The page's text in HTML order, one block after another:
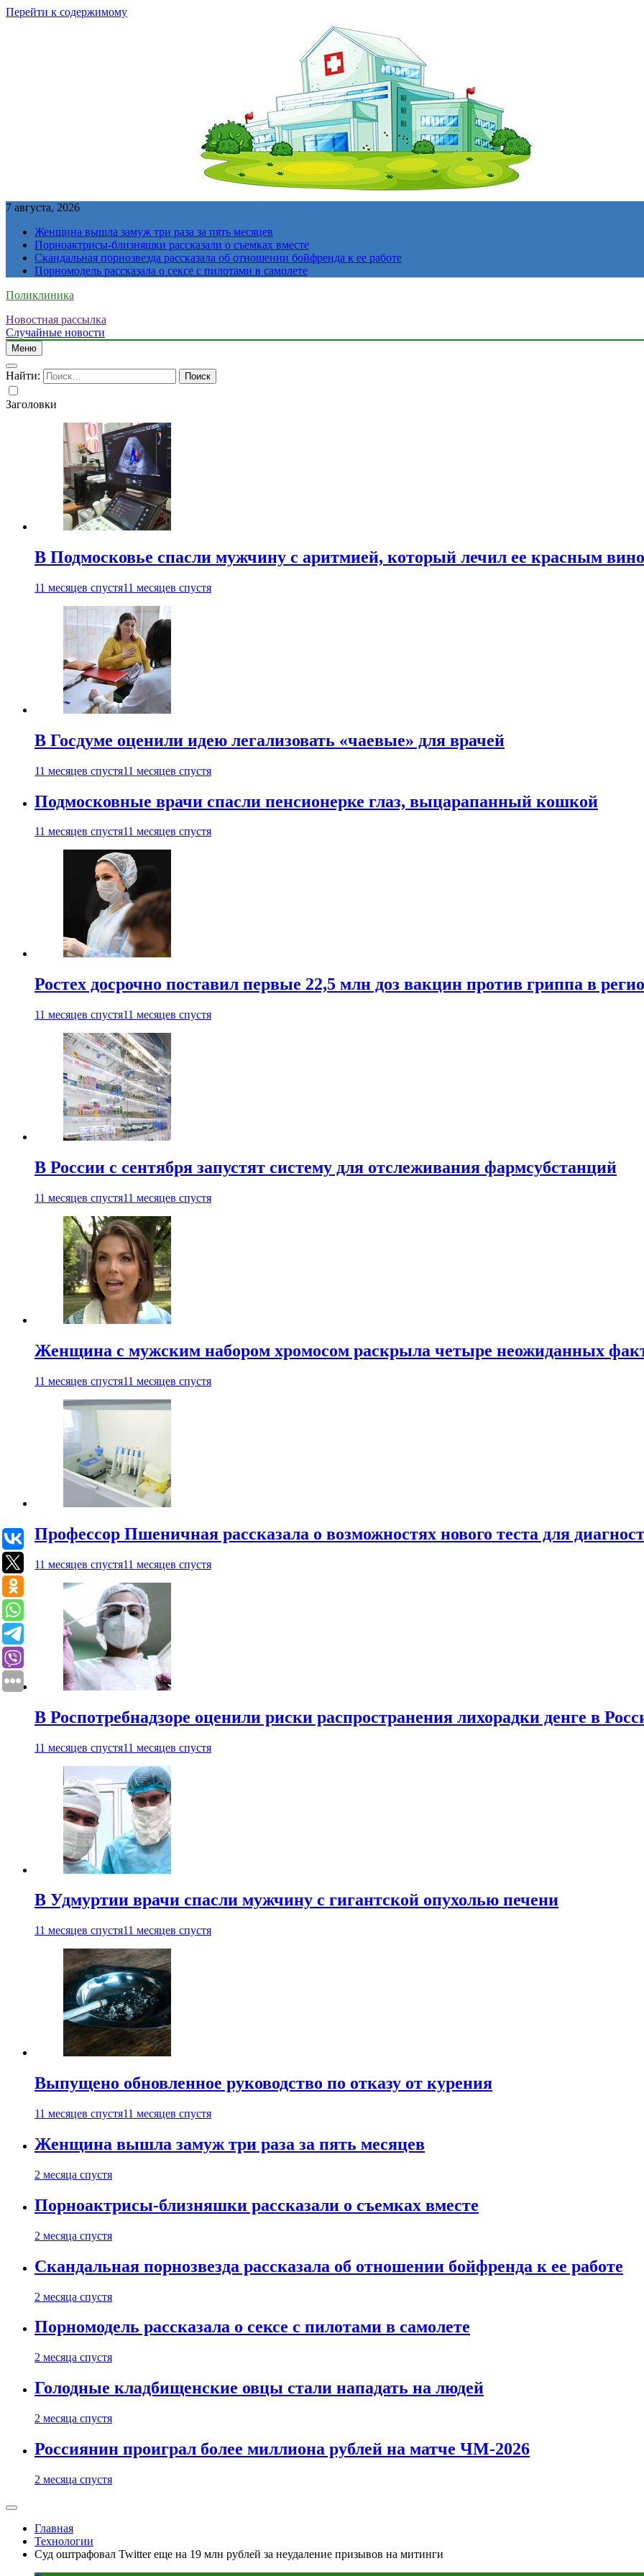
Перейти к содержимому
7 августа, 2026
Женщина вышла замуж три раза за пять месяцев
Порноактрисы-близняшки рассказали о съемках вместе
Скандальная порнозвезда рассказала об отношении бойфренда к ее работе
Порномодель рассказала о сексе с пилотами в самолете
Поликлиника
Новостная рассылка
Случайные новости
Меню
Найти:
Заголовки
В Подмосковье спасли мужчину с аритмией, который лечил ее красным
11 месяцев спустя11 месяцев спустя
В Госдуме оценили идею легализовать «чаевые» для врачей
11 месяцев спустя11 месяцев спустя
Подмосковные врачи спасли пенсионерке глаз, выцарапанный кошкой
11 месяцев спустя11 месяцев спустя
Ростех досрочно поставил первые 22,5 млн доз вакцин против гриппа в
11 месяцев спустя11 месяцев спустя
В России с сентября запустят систему для отслеживания фармсубстанций
11 месяцев спустя11 месяцев спустя
Женщина с мужским набором хромосом раскрыла четыре неожиданных
11 месяцев спустя11 месяцев спустя
Профессор Пшеничная рассказала о возможностях нового теста для
11 месяцев спустя11 месяцев спустя
В Роспотребнадзоре оценили риски распространения лихорадки денге в
11 месяцев спустя11 месяцев спустя
В Удмуртии врачи спасли мужчину с гигантской опухолью печени
11 месяцев спустя11 месяцев спустя
Выпущено обновленное руководство по отказу от курения
11 месяцев спустя11 месяцев спустя
Женщина вышла замуж три раза за пять месяцев
2 месяца спустя
Порноактрисы-близняшки рассказали о съемках вместе
2 месяца спустя
Скандальная порнозвезда рассказала об отношении бойфренда к ее работе
2 месяца спустя
Порномодель рассказала о сексе с пилотами в самолете
2 месяца спустя
Голодные кладбищенские овцы стали нападать на людей
2 месяца спустя
Россиянин проиграл более миллиона рублей на матче ЧМ-2026
2 месяца спустя
Главная
Технологии
Суд оштрафовал Twitter еще на 19 млн рублей за неудаление призывов на митинги